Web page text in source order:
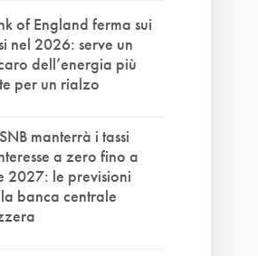
of England ferma sui
nel 2026: serve un
dell’energia più
per un rialzo
manterrà i tassi
a zero fino a
2027: le previsioni
banca centrale